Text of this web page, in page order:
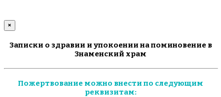
×
Записки о здравии и упокоении на поминовение в
Знаменский храм
Пожертвование можно внести по следующим
реквизитам: